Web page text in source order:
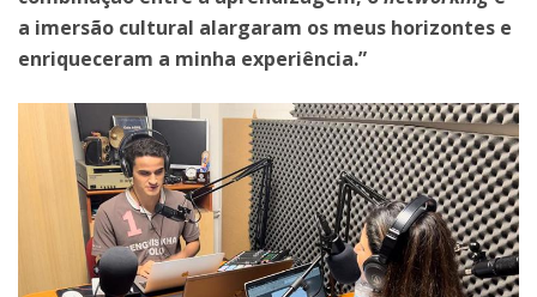
a imersão cultural alargaram os meus horizontes e
enriqueceram a minha experiência.”